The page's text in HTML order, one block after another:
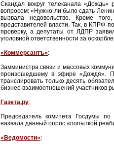
Скандал вокруг телеканала
вопросом: «Нужно ли было сдать
вызвала недовольство. Кроме
представителей власти. Так, в КПРФ
проверку, а депутаты от ЛДПР
уголовной ответственности за
«Коммерсантъ»:
Замминистра связи и массовых
произошедшему в эфире «Дождя».
транслировать только десять
бизнес-взаимоотношений участников
Газета.ру:
Председатель комитета Госдумы
назвала данный опрос «попыткой
«Ведомости»: